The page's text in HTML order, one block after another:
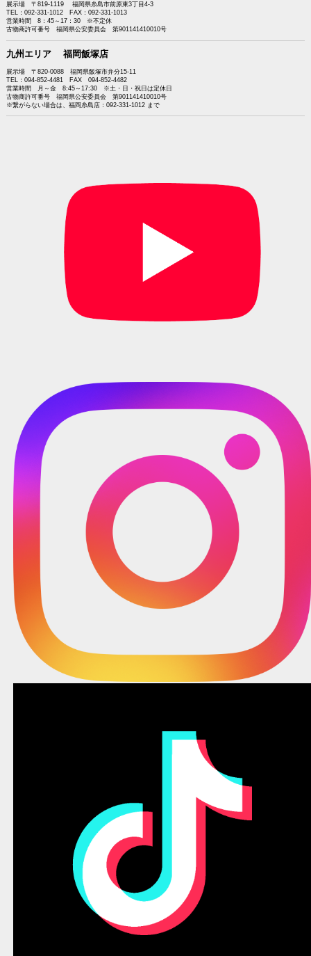
展示場 〒819-1119 福岡県糸島市前原東3丁目4-3
TEL：092-331-1012 FAX：092-331-1013
営業時間 8：45～17：30 ※不定休
古物商許可番号 福岡県公安委員会 第901141410010号
九州エリア 福岡飯塚店
展示場 〒820-0088 福岡県飯塚市弁分15-11
TEL：094-852-4481 FAX 094-852-4482
営業時間 月～金 8:45～17:30 ※土・日・祝日は定休日
古物商許可番号 福岡県公安委員会 第901141410010号
※繋がらない場合は、福岡糸島店：092-331-1012 まで